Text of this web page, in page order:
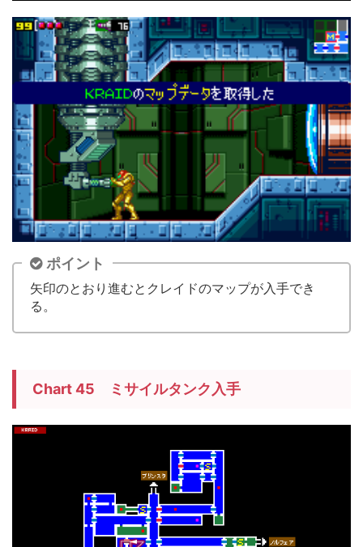
ポイント
矢印のとおり進むとクレイドのマップが入手でき
る。
Chart 45 ミサイルタンク入手